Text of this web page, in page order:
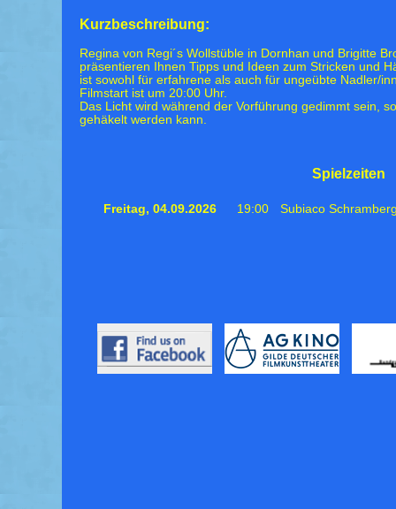
Kurzbeschreibung:
Regina von Regi´s Wollstüble in Dornhan und Brigitte
präsentieren Ihnen Tipps und Ideen zum Stricken und
ist sowohl für erfahrene als auch für ungeübte Nadler/
Filmstart ist um 20:00 Uhr.
Das Licht wird während der Vorführung gedimmt sein,
gehäkelt werden kann.
Spielzeiten
Freitag, 04.09.2026 19:00 Subiaco